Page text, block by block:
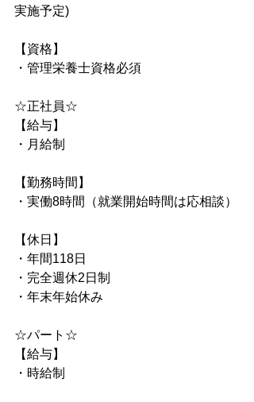
実施予定)
【資格】
・管理栄養士資格必須
☆正社員☆
【給与】
・月給制
【勤務時間】
・実働8時間（就業開始時間は応相談）
【休日】
・年間118日
・完全週休2日制
・年末年始休み
☆パート☆
【給与】
・時給制